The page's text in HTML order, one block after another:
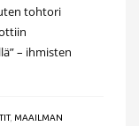
tohtori
– ihmisten
, MAAILMAN